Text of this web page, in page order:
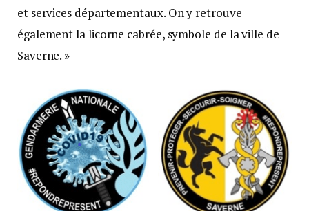
et services départementaux. On y retrouve
également la licorne cabrée, symbole de la ville de
Saverne. »